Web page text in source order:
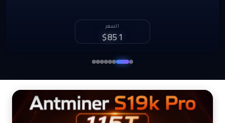
السعر
$860
الربح الشهري
1,231 د.ل